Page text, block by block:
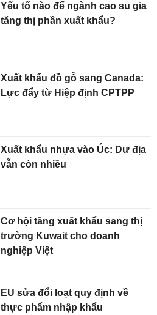
Yếu tố nào để ngành cao su gia
tăng thị phần xuất khẩu?
Xuất khẩu đồ gỗ sang Canada:
Lực đẩy từ Hiệp định CPTPP
Xuất khẩu nhựa vào Úc: Dư địa
vẫn còn nhiều
Cơ hội tăng xuất khẩu sang thị
trường Kuwait cho doanh
nghiệp Việt
EU sửa đổi loạt quy định về
thực phẩm nhập khẩu